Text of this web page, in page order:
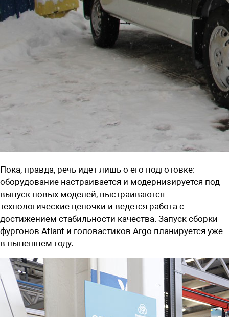
Пока, правда, речь идет лишь о его подготовке:
оборудование настраивается и модернизируется под
выпуск новых моделей, выстраиваются
технологические цепочки и ведется работа с
достижением стабильности качества. Запуск сборки
фургонов Atlant и головастиков Argo планируется уже
в нынешнем году.